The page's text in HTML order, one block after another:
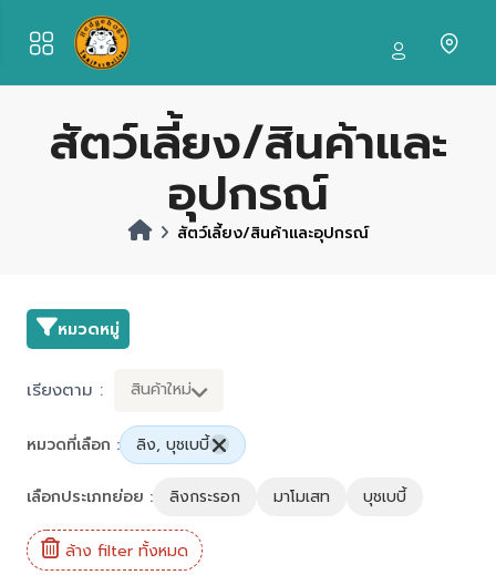
สัตว์เลี้ยง/สินค้าและ
อุปกรณ์
สัตว์เลี้ยง/สินค้าและอุปกรณ์
หมวดหมู่
เรียงตาม : สินค้าใหม่
หมวดที่เลือก : ลิง, บุชเบบี้
เลือกประเภทย่อย : ลิงกระรอก มาโมเสท บุชเบบี้
ล้าง filter ทั้งหมด